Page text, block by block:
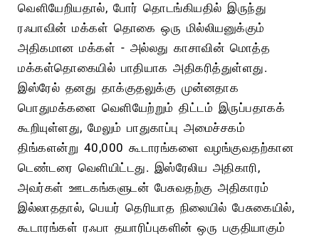
வெளியேறியதால், போர் தொடங்கியதில் இருந்து
ரஃபாவின் மக்கள் தொகை ஒரு மில்லியனுக்கும்
அதிகமான மக்கள் - அல்லது காசாவின் மொத்த
மக்கள்தொகையில் பாதியாக அதிகரித்துள்ளது.
இஸ்ரேல் தனது தாக்குதலுக்கு முன்னதாக
பொதுமக்களை வெளியேற்றும் திட்டம் இருப்பதாகக்
கூறியுள்ளது, மேலும் பாதுகாப்பு அமைச்சகம்
திங்களன்று 40,000 கூடாரங்களை வழங்குவதற்கான
டெண்டரை வெளியிட்டது. இஸ்ரேலிய அதிகாரி,
அவர்கள் ஊடகங்களுடன் பேசுவதற்கு அதிகாரம்
இல்லாததால், பெயர் தெரியாத நிலையில் பேசுகையில்,
கூடாரங்கள் ரஃபா தயாரிப்புகளின் ஒரு பகுதியாகும்